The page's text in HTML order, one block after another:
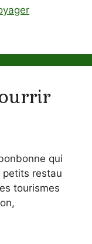
qui
petits restau
tourismes